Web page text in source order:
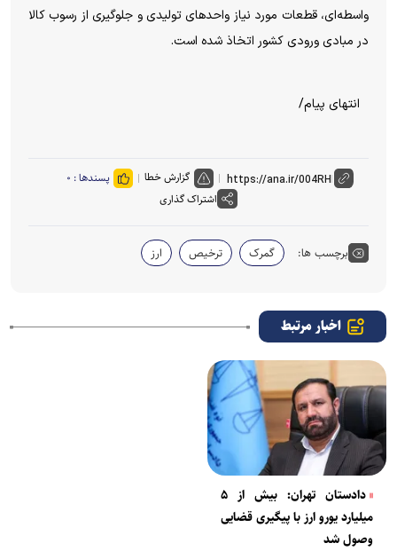
واسطه‌ای، قطعات مورد نیاز واحد‌های تولیدی و جلوگیری از رسوب کالا
در مبادی ورودی کشور اتخاذ شده است.
انتهای پیام/
گزارش خطا پسندها : ۰
اشتراک گذاری
برچسب ها: گمرک ترخیص ارز
اخبار مرتبط
دادستان تهران: بیش از ۵
میلیارد یورو ارز با پیگیری قضایی
وصول شد